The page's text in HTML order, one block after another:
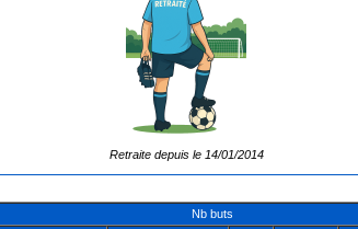
Retraite depuis le 14/01/2014
Nb buts